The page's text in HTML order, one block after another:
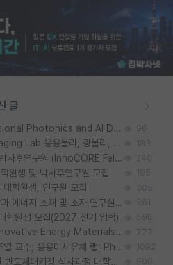
글
[한양대학교(서울)] Computational Photonics and AI Design Lab 대학원생 모집 96
DGIST Cell Dynamics & Imaging Lab 응용물리, 광물리, 양자, 생물물리 대학원생 모집 [삼성과제, 전문연TO] 183
[UNIST 지능로보틱스연구실] 박사후연구원 (InnoCORE Fellow) 모집 공고 240
원생 및 박사후연구원 모집 195
학원생, 연구원 모집 305
[성균관대학교] 나노과학기술학과 에너지 소재 및 소자 연구실 대학원생 모집 361
학원생 모집(2027 전기 입학) 596
[POSTECH 배터리공학과] Innovative Energy Materials Lab 대학원생 모집 (특성화대학원) 777
[싱가포르 난양공과대학교] 배주열 교수; 응용미세유체 랩; PhD/Postdoc/Visiting 모집 1092
인하대학교 제조혁신전문대학원 반도체패키징 석사과정 대학원생 모집 800